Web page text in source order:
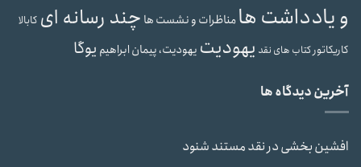
و یادداشت هامناظرات و نشست ها چند رسانه ای کابالا
کاریکاتورکتاب های نقد یهودیت یهودیت، پیمان ابراهیم یوگا
آخرین دیدگاه ها
افشین بخشیدرنقد مستند شنود